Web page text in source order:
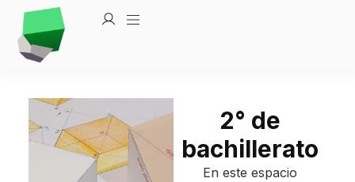
2° de
bachillerato
En este espacio